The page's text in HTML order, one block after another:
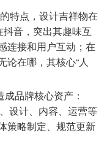
特点，设计吉祥物在
抖音，突出其趣味互
连接和用户互动；在
论在哪，其核心“人
品牌核心资产：
设计、内容、运营等
策略制定、规范更新